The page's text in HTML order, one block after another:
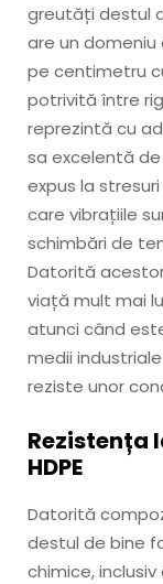
greutăți destul
are un
pe centimetru
potrivită între
reprezintă cu
sa excelentă
expus la
care vibrațiile
schimbări de
Datorită
viață mult mai
atunci când
medii
reziste unor
Rezistența
HDPE
Datorită
destul de bine
chimice,